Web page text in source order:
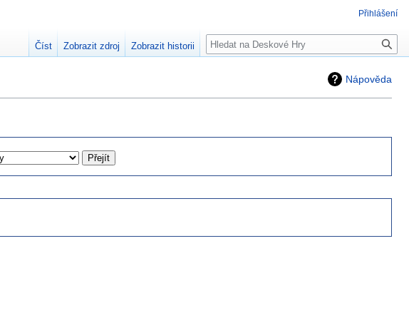
Nápověda
Přihlášení
Číst Zobrazit zdroj Zobrazit historii Hledat